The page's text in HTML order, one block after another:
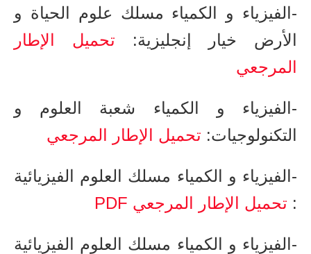
-الفيزياء و الكمياء مسلك علوم الحياة و
الأرض خيار إنجليزية​: تحميل الإطار
المرجعي
-الفيزياء و الكمياء شعبة العلوم و
التكنولوجيات​: تحميل الإطار المرجعي
-الفيزياء و الكمياء مسلك العلوم الفيزيائية​
: تحميل الإطار المرجعي PDF
-الفيزياء و الكمياء مسلك العلوم الفيزيائية